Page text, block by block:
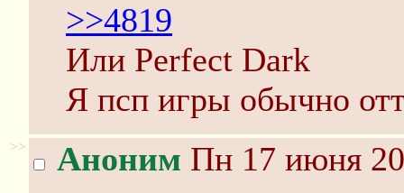
>>4819
Или Perfect Dark
Я псп игры обычно
>> Аноним Пн 17 июня